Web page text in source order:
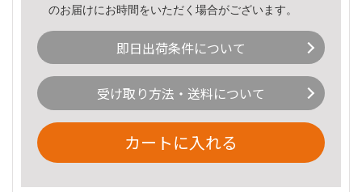
のお届けにお時間をいただく場合がございます。
即日出荷条件について
受け取り方法・送料について
カートに入れる